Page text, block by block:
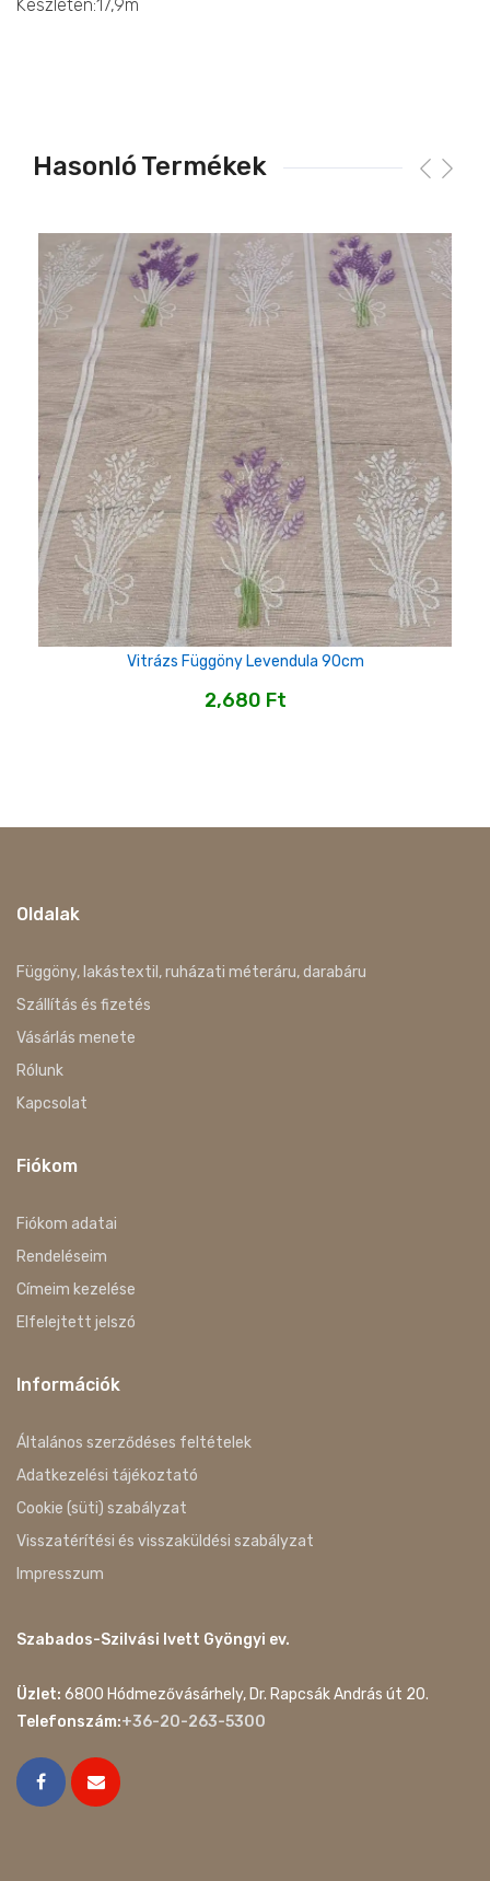
Készleten:17,9m
Hasonló Termékek
Vitrázs Függöny Levendula 90cm
2,680 Ft
Oldalak
Függöny, lakástextil, ruházati méteráru, darabáru
Szállítás és fizetés
Vásárlás menete
Rólunk
Kapcsolat
Fiókom
Fiókom adatai
Rendeléseim
Címeim kezelése
Elfelejtett jelszó
Információk
Általános szerződéses feltételek
Adatkezelési tájékoztató
Cookie (süti) szabályzat
Visszatérítési és visszaküldési szabályzat
Impresszum
Szabados-Szilvási Ivett Gyöngyi ev.
Üzlet: 6800 Hódmezővásárhely, Dr. Rapcsák András út 20.
Telefonszám:+36-20-263-5300